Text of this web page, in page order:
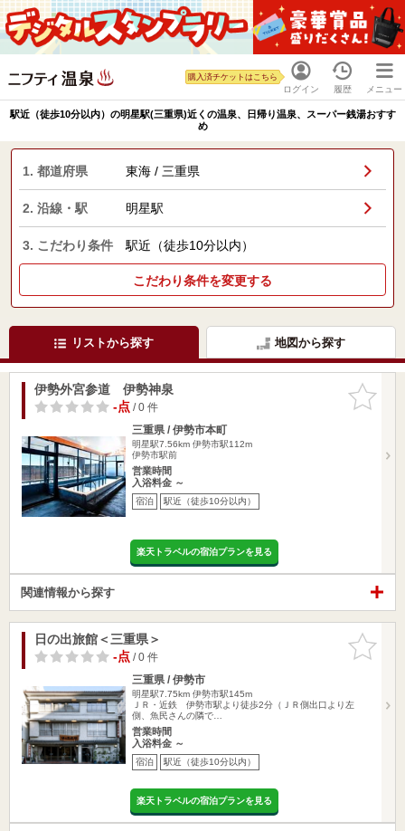
ログイン
購入済チケットはこちら
履歴 メニュー
駅近（徒歩10分以内）の明星駅(三重県)近くの温泉、日帰り温泉、スーパー銭湯おすす
め
1. 都道府県 東海 / 三重県
2. 沿線・駅 明星駅
3. こだわり条件 駅近（徒歩10分以内）
こだわり条件を変更する
リストから探す 地図から探す
お気に入
りに追加
伊勢外宮参道 伊勢神泉
-点/ 0 件
三重県 / 伊勢市本町
明星駅7.56km 伊勢市駅112m
伊勢市駅前
営業時間
入浴料金 ～
宿泊 駅近（徒歩10分以内）
楽天トラベルの宿泊プランを見る
関連情報から探す
お気に入
りに追加
日の出旅館＜三重県＞
-点/ 0 件
三重県 / 伊勢市
明星駅7.75km 伊勢市駅145m
ＪＲ・近鉄 伊勢市駅より徒歩2分（ＪＲ側出口より左
側、魚民さんの隣で…
営業時間
入浴料金 ～
宿泊 駅近（徒歩10分以内）
楽天トラベルの宿泊プランを見る